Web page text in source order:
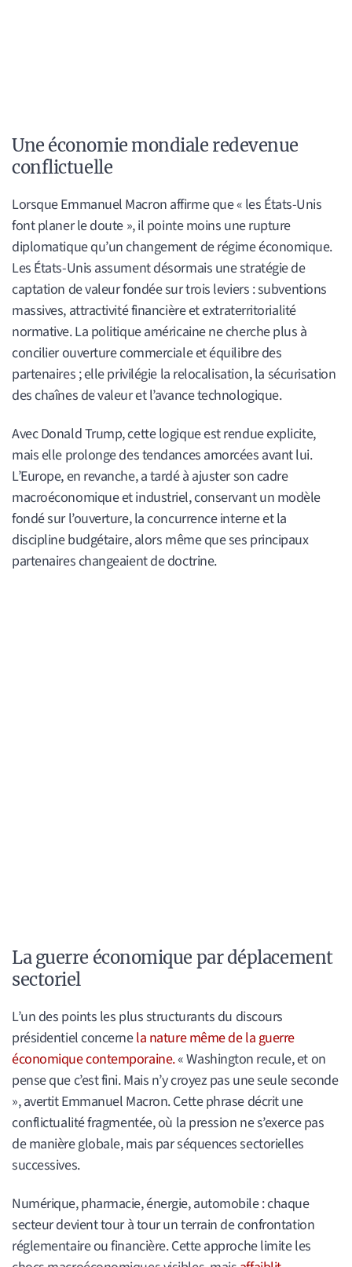
Une économie mondiale redevenue
conflictuelle
Lorsque Emmanuel Macron affirme que « les États-Unis
font planer le doute », il pointe moins une rupture
diplomatique qu’un changement de régime économique.
Les États-Unis assument désormais une stratégie de
captation de valeur fondée sur trois leviers : subventions
massives, attractivité financière et extraterritorialité
normative. La politique américaine ne cherche plus à
concilier ouverture commerciale et équilibre des
partenaires ; elle privilégie la relocalisation, la sécurisation
des chaînes de valeur et l’avance technologique.
Avec Donald Trump, cette logique est rendue explicite,
mais elle prolonge des tendances amorcées avant lui.
L’Europe, en revanche, a tardé à ajuster son cadre
macroéconomique et industriel, conservant un modèle
fondé sur l’ouverture, la concurrence interne et la
discipline budgétaire, alors même que ses principaux
partenaires changeaient de doctrine.
La guerre économique par déplacement
sectoriel
L’un des points les plus structurants du discours
présidentiel concernela nature même de la guerre
économique contemporaine.« Washington recule, et on
pense que c’est fini. Mais n’y croyez pas une seule seconde
», avertit Emmanuel Macron. Cette phrase décrit une
conflictualité fragmentée, où la pression ne s’exerce pas
de manière globale, mais par séquences sectorielles
successives.
Numérique, pharmacie, énergie, automobile : chaque
secteur devient tour à tour un terrain de confrontation
réglementaire ou financière. Cette approche limite les